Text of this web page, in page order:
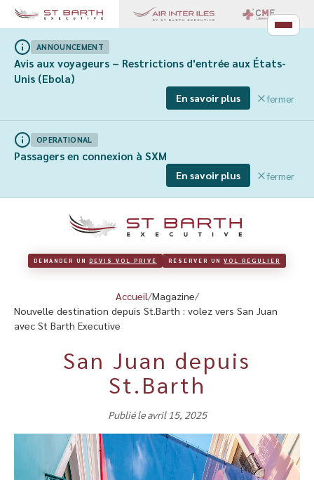
ANNOUNCEMENT
Avis aux voyageurs – Restrictions d'entrée aux États-
Unis (Ebola)
En savoir plus fermer
OPERATIONAL
Passagers en connexion à SXM
En savoir plus fermer
DEMANDER UN DEVIS VOL PRIVÉ RÉSERVER UN VOL RÉGULIER
Accueil Magazine
Nouvelle destination depuis St.Barth : volez vers San Juan
avec St Barth Executive
San Juan depuis
St.Barth
Publié le avril 15, 2025